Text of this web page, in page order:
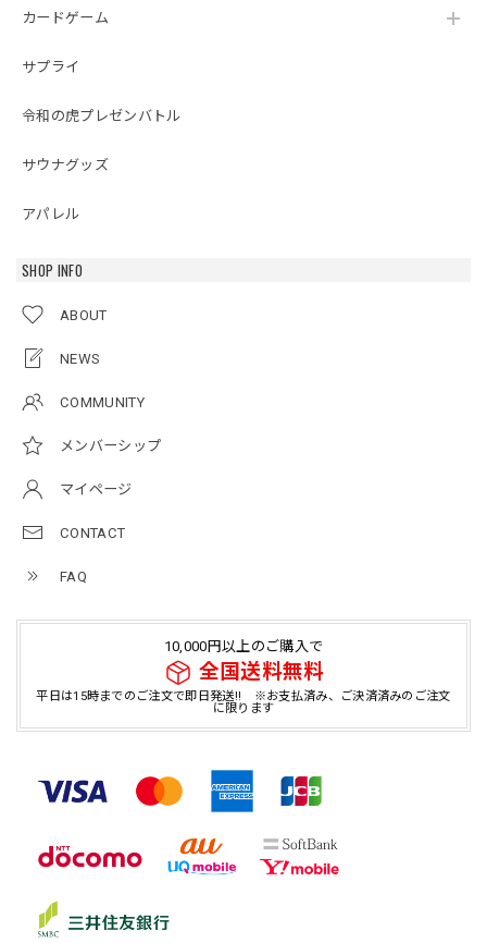
カードゲーム
サプライ
令和の虎プレゼンバトル
サウナグッズ
アパレル
SHOP INFO
ABOUT
NEWS
COMMUNITY
メンバーシップ
マイページ
CONTACT
FAQ
10,000円以上のご購入で
全国送料無料
平日は15時までのご注文で即日発送!! ※お支払済み、ご決済済みのご注文
に限ります